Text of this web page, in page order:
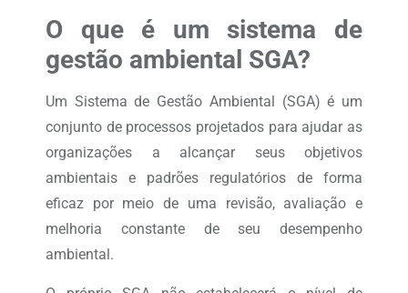
O que é um sistema de
gestão ambiental SGA?
Um Sistema de Gestão Ambiental (SGA) é um
conjunto de processos projetados para ajudar as
organizações a alcançar seus objetivos
ambientais e padrões regulatórios de forma
eficaz por meio de uma revisão, avaliação e
melhoria constante de seu desempenho
ambiental.